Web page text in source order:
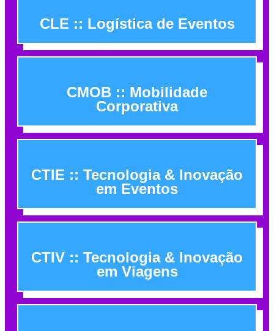
CLE :: Logística de Eventos
CMOB :: Mobilidade
Corporativa
CTIE :: Tecnologia & Inovação
em Eventos
CTIV :: Tecnologia & Inovação
em Viagens